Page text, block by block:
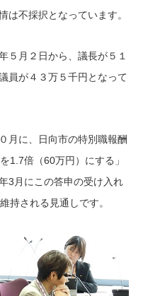
は不採択となっています。
５月２日から、議長が５１
員が４３万５千円となって
月に、日向市の特別職報酬
1.7倍（60万円）にする」
3月にこの答申の受け入れ
持される見通しです。